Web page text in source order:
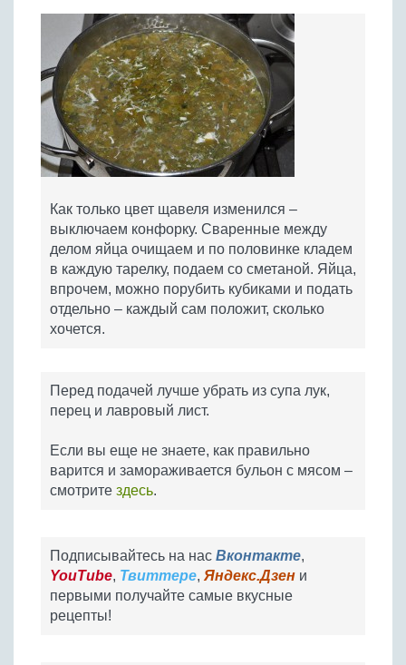
Как только цвет щавеля изменился –
выключаем конфорку. Сваренные между
делом яйца очищаем и по половинке кладем
в каждую тарелку, подаем со сметаной. Яйца,
впрочем, можно порубить кубиками и подать
отдельно – каждый сам положит, сколько
хочется.
Перед подачей лучше убрать из супа лук,
перец и лавровый лист.
Если вы еще не знаете, как правильно
варится и замораживается бульон с мясом –
смотрите здесь.
Подписывайтесь на нас Вконтакте,
YouTube, Твиттере, Яндекс.Дзен и
первыми получайте самые вкусные
рецепты!